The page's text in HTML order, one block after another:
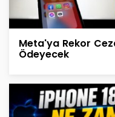
Meta'ya Rekor
Ödeyecek